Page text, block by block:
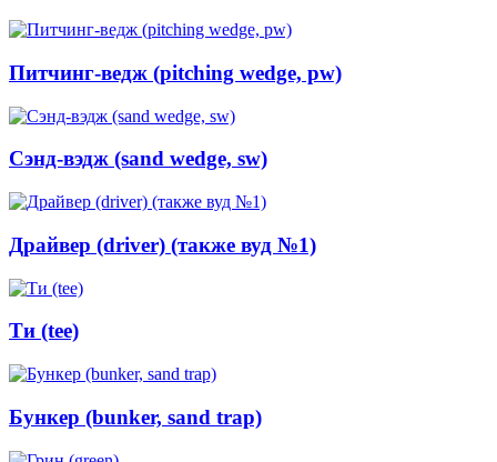
Питчинг-ведж (pitching wedge, pw)
Сэнд-вэдж (sand wedge, sw)
Драйвер (driver) (также вуд №1)
Ти (tee)
Бункер (bunker, sand trap)